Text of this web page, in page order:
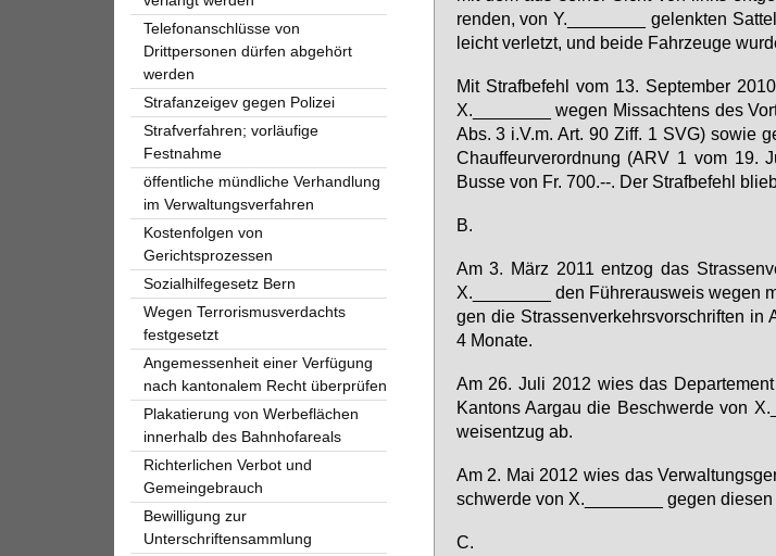
ren­den, von Y.________ ge­lenk­ten
leicht ver­letzt, und bei­de Fahr­zeu­ge
Mit Straf­be­fehl vom 13. Sep­tem­ber
X.________ we­gen Miss­ach­tens des
Abs. 3 i.V.m. Art. 90 Ziff. 1 SVG) so­wie
Chauf­feur­ver­ord­nung (ARV 1 vom 19.
Bus­se von Fr. 700.--. Der Straf­be­fehl
B.
Am 3. März 2011 ent­zog das
X.________ den Füh­rer­aus­weis we­gen
gen die Stras­sen­ver­kehrs­vor­schrif­ten in
4 Mo­na­te.
Am 26. Ju­li 2012 wies das
Kan­tons Aar­gau die Be­schwer­de von
weis­ent­zug ab.
Am 2. Mai 2012 wies das
schwer­de von X.________ ge­gen
C.
Telefonanschlüsse von
Drittpersonen dürfen abgehört
werden
Strafanzeigev gegen Polizei
Strafverfahren; vorläufige
Festnahme
öffentliche mündliche Verhandlung
im Verwaltungsverfahren
Kostenfolgen von
Gerichtsprozessen
Sozialhilfegesetz Bern
Wegen Terrorismusverdachts
festgesetzt
Angemessenheit einer Verfügung
nach kantonalem Recht überprüfen
Plakatierung von Werbeflächen
innerhalb des Bahnhofareals
Richterlichen Verbot und
Gemeingebrauch
Bewilligung zur
Unterschriftensammlung